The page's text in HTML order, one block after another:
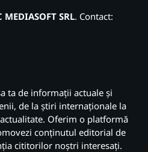
MEDIASOFT SRL. Contact:
ta de informații actuale și
de la știri internaționale la
Oferim o platformă
conținutul editorial de
cititorilor noștri interesați.